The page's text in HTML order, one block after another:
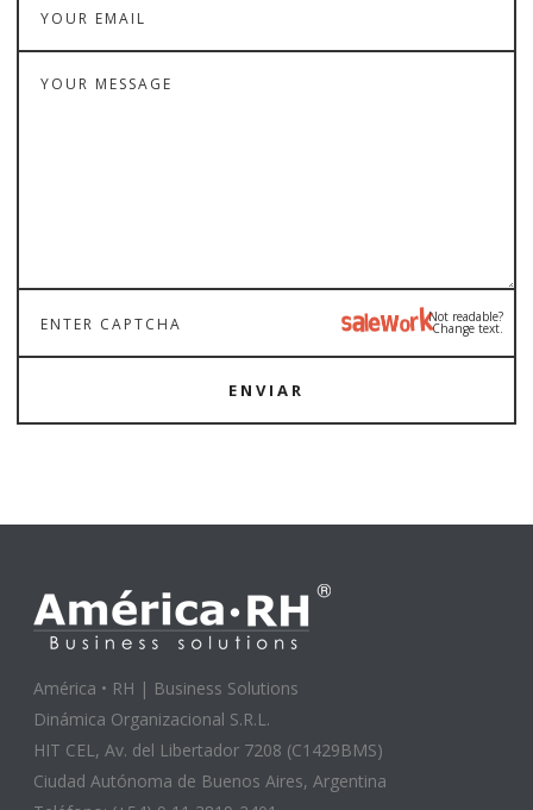
Not readable?
Change text.
ENVIAR
América • RH | Business Solutions
Dinámica Organizacional S.R.L.
HIT CEL, Av. del Libertador 7208 (C1429BMS)
Ciudad Autónoma de Buenos Aires, Argentina